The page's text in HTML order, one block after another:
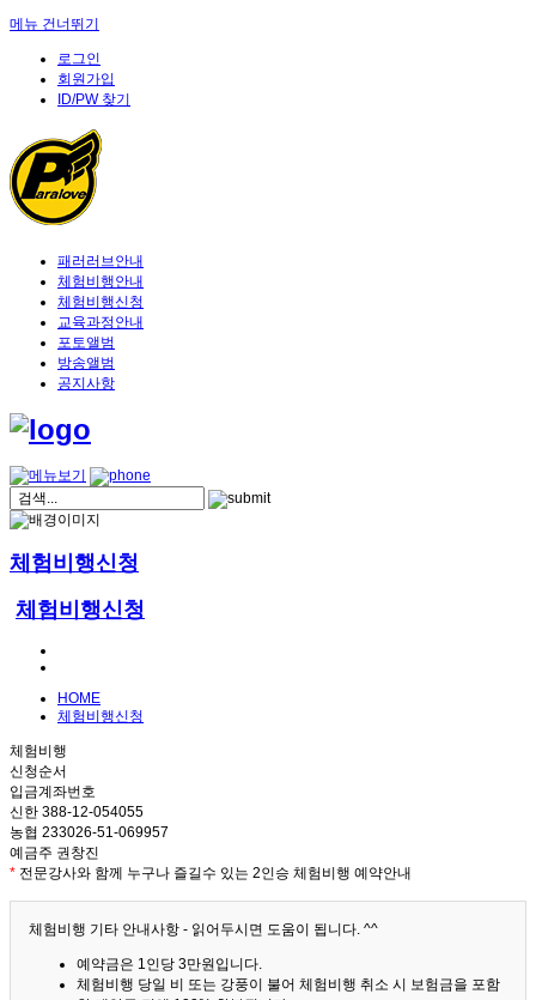
메뉴 건너뛰기
로그인
회원가입
ID/PW 찾기
패러러브안내
체험비행안내
체험비행신청
교육과정안내
포토앨범
방송앨범
공지사항
체험비행신청
체험비행신청
HOME
체험비행신청
체험비행
신청순서
입금계좌번호
신한 388-12-054055
농협 233026-51-069957
예금주 권창진
* 전문강사와 함께 누구나 즐길수 있는 2인승 체험비행 예약안내
체험비행 기타 안내사항 - 읽어두시면 도움이 됩니다. ^^
예약금은 1인당 3만원입니다.
체험비행 당일 비 또는 강풍이 불어 체험비행 취소 시 보험금을 포함